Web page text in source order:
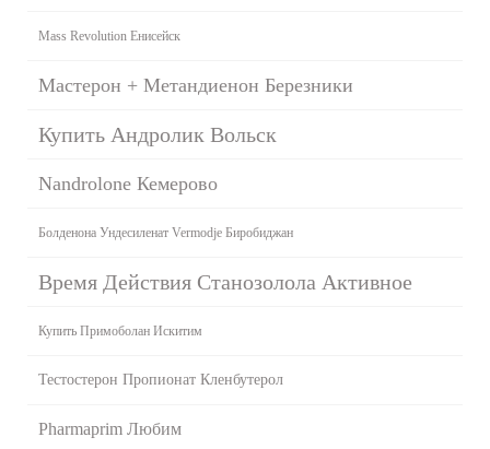
Mass Revolution Енисейск
Мастерон + Метандиенон Березники
Купить Андролик Вольск
Nandrolone Кемерово
Болденона Ундесиленат Vermodje Биробиджан
Время Действия Станозолола Активное
Купить Примоболан Искитим
Тестостерон Пропионат Кленбутерол
Pharmaprim Любим